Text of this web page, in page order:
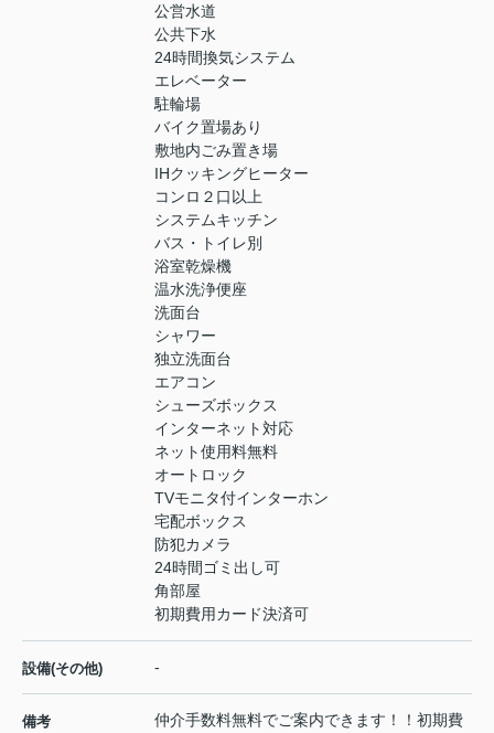
公営水道
公共下水
24時間換気システム
エレベーター
駐輪場
バイク置場あり
敷地内ごみ置き場
IHクッキングヒーター
コンロ２口以上
システムキッチン
バス・トイレ別
浴室乾燥機
温水洗浄便座
洗面台
シャワー
独立洗面台
エアコン
シューズボックス
インターネット対応
ネット使用料無料
オートロック
TVモニタ付インターホン
宅配ボックス
防犯カメラ
24時間ゴミ出し可
角部屋
初期費用カード決済可
設備(その他) -
備考
仲介手数料無料でご案内できます！！初期費